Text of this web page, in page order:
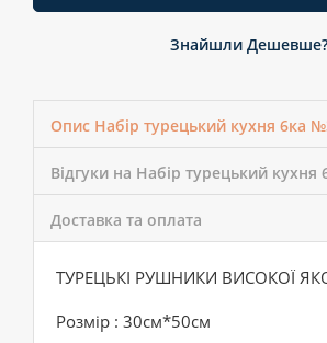
Знайшли Дешевше?
Опис Набір турецький кухня 6ка
Відгуки на Набір турецький кухня
Доставка та оплата
ТУРЕЦЬКІ РУШНИКИ ВИСОКОЇ
Розмір : 30см*50см